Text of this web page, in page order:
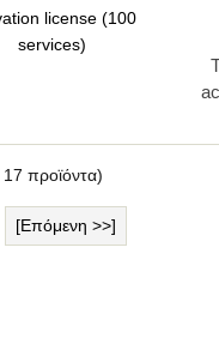
17 προϊόντα)
[Επόμενη >>]